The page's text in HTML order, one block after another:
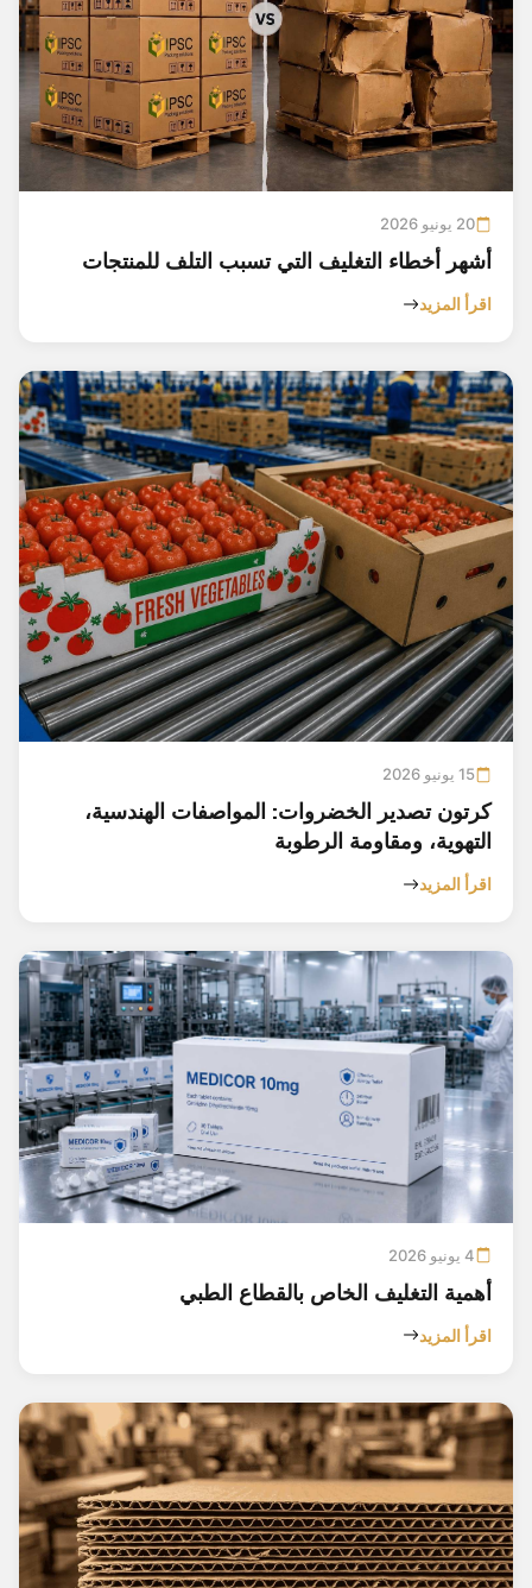
20 يونيو 2026
أشهر أخطاء التغليف التي تسبب التلف للمنتجات
اقرأ المزيد
15 يونيو 2026
كرتون تصدير الخضروات: المواصفات الهندسية،
التهوية، ومقاومة الرطوبة
اقرأ المزيد
4 يونيو 2026
أهمية التغليف الخاص بالقطاع الطبي
اقرأ المزيد